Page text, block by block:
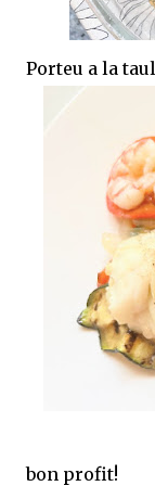
Porteu a la
bon profit!